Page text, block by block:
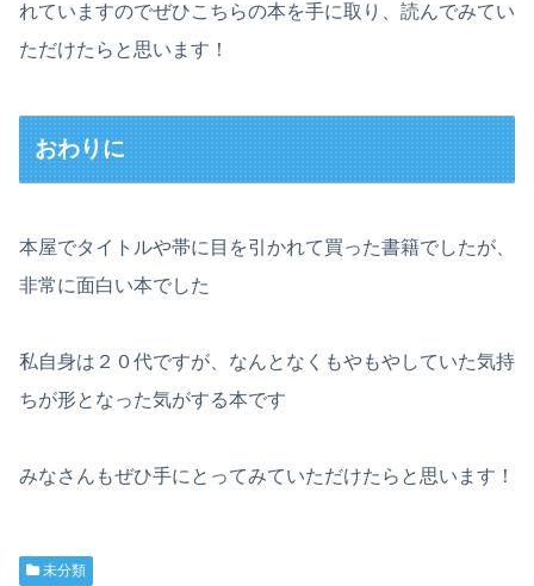
れていますのでぜひこちらの本を手に取り、読んでみてい
ただけたらと思います！
おわりに
本屋でタイトルや帯に目を引かれて買った書籍でしたが、
非常に面白い本でした
私自身は２０代ですが、なんとなくもやもやしていた気持
ちが形となった気がする本です
みなさんもぜひ手にとってみていただけたらと思います！
未分類